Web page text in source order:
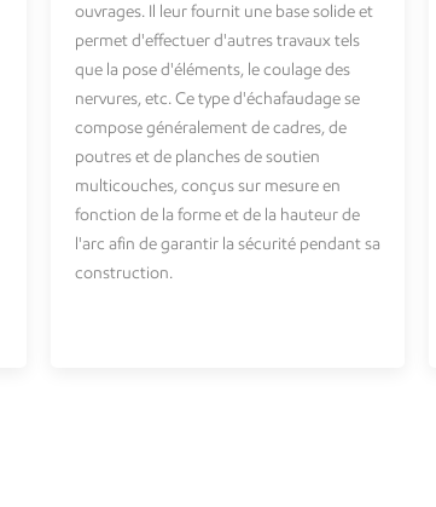
ouvrages. Il leur fournit une base solide et
permet d'effectuer d'autres travaux tels
que la pose d'éléments, le coulage des
nervures, etc. Ce type d'échafaudage se
compose généralement de cadres, de
poutres et de planches de soutien
multicouches, conçus sur mesure en
fonction de la forme et de la hauteur de
l'arc afin de garantir la sécurité pendant sa
construction.